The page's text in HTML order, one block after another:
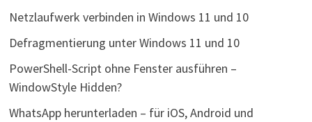
Netzlaufwerk verbinden in Windows 11 und 10
Defragmentierung unter Windows 11 und 10
PowerShell-Script ohne Fenster ausführen –
WindowStyle Hidden?
WhatsApp herunterladen – für iOS, Android und